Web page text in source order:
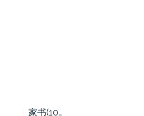
家书(10…